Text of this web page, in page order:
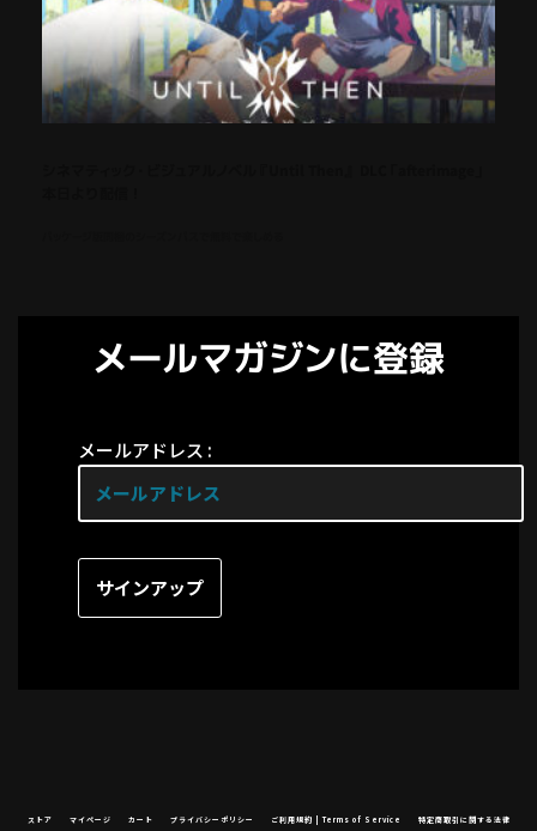
メールマガジンに登録
メールアドレス :
ストア マイページ カート プライバシーポリシー ご利用規約 | Terms of Service 特定商取引に関する法律